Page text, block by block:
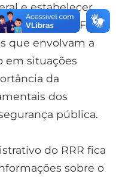
e estabelecer
fixada pelo STF
que envolvam a
em situações
da
dos
pública.
do RRR fica
sobre o